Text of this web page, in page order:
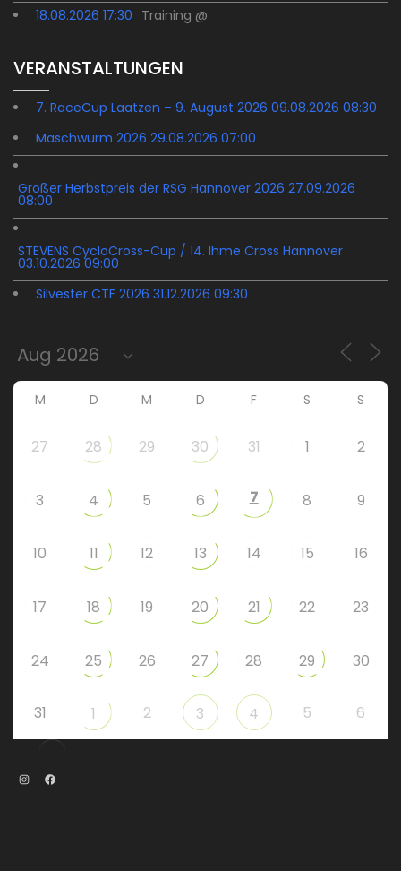
18.08.2026 17:30 Training @
VERANSTALTUNGEN
7. RaceCup Laatzen – 9. August 2026 09.08.2026 08:30
Maschwurm 2026 29.08.2026 07:00
Großer Herbstpreis der RSG Hannover 2026 27.09.2026
08:00
STEVENS CycloCross-Cup / 14. Ihme Cross Hannover
03.10.2026 09:00
Silvester CTF 2026 31.12.2026 09:30
M D M D F S S
27 28 29 30 31 1 2
3 4 5 6 7 8 9
10 11 12 13 14 15 16
17 18 19 20 21 22 23
24 25 26 27 28 29 30
31 1 2 3 4 5 6